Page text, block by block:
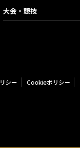
大会・競技
シー Cookieポリシー